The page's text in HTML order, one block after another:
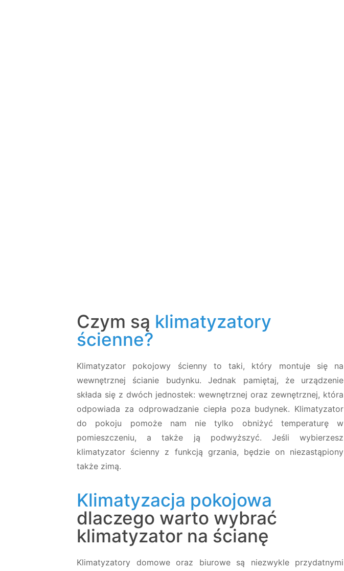
Czym są klimatyzatory
ścienne?
Klimatyzator pokojowy ścienny to taki, który montuje się na
wewnętrznej ścianie budynku. Jednak pamiętaj, że urządzenie
składa się z dwóch jednostek: wewnętrznej oraz zewnętrznej, która
odpowiada za odprowadzanie ciepła poza budynek. Klimatyzator
do pokoju pomoże nam nie tylko obniżyć temperaturę w
pomieszczeniu, a także ją podwyższyć. Jeśli wybierzesz
klimatyzator ścienny z funkcją grzania, będzie on niezastąpiony
także zimą.
Klimatyzacja pokojowa
dlaczego warto wybrać
klimatyzator na ścianę
Klimatyzatory domowe oraz biurowe są niezwykle przydatnymi